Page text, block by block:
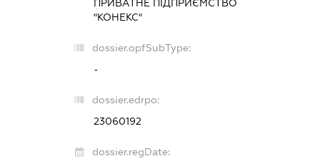
ПРИВАТНЕ ПІДПРИЄМСТВО
"КОНЕКС"
dossier.opfSubType:
-
dossier.edrpo:
23060192
dossier.regDate: